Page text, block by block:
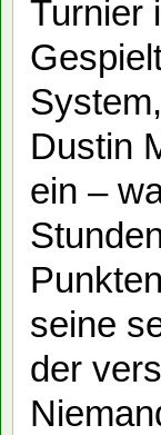
Turnier
Dustin
ein –
seine
der